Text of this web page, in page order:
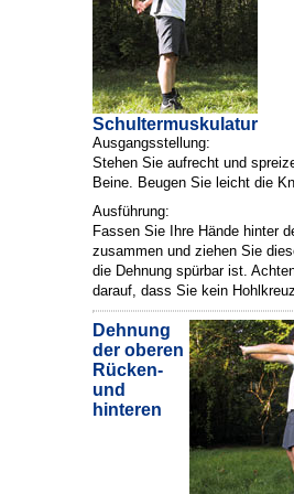
Schultermuskulatur
Ausgangsstellung:
Stehen Sie aufrecht und
Beine. Beugen Sie leicht die
Ausführung:
Fassen Sie Ihre Hände hinter
zusammen und ziehen Sie
die Dehnung spürbar ist.
darauf, dass Sie kein
Dehnung
der oberen
Rücken-
und
hinteren